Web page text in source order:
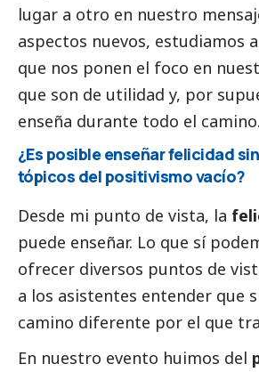
lugar a otro en nuestro
aspectos nuevos, estudiamos
que nos ponen el foco en
que son de utilidad y, por
enseña durante todo el camino.
¿Es posible enseñar felicidad
tópicos del positivismo vacío?
Desde mi punto de vista, la
puede enseñar. Lo que sí
ofrecer diversos puntos de
a los asistentes entender que
camino diferente por el que
En nuestro evento huimos del